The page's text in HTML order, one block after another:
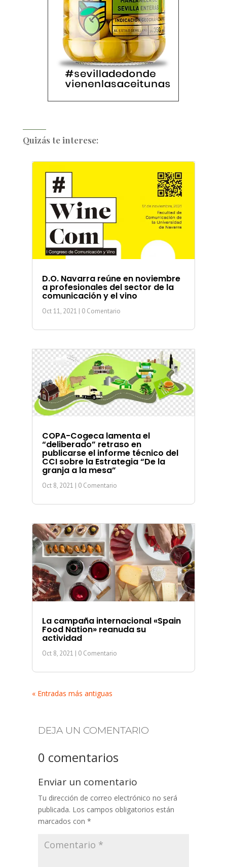
Quizás te interese:
D.O. Navarra reúne en noviembre
a profesionales del sector de la
comunicación y el vino
Oct 11, 2021 | 0 Comentario
COPA-Cogeca lamenta el
“deliberado” retraso en
publicarse el informe técnico del
CCI sobre la Estrategia “De la
granja a la mesa”
Oct 8, 2021 | 0 Comentario
La campaña internacional «Spain
Food Nation» reanuda su
actividad
Oct 8, 2021 | 0 Comentario
« Entradas más antiguas
DEJA UN COMENTARIO
0 comentarios
Enviar un comentario
Tu dirección de correo electrónico no será
publicada. Los campos obligatorios están
marcados con *